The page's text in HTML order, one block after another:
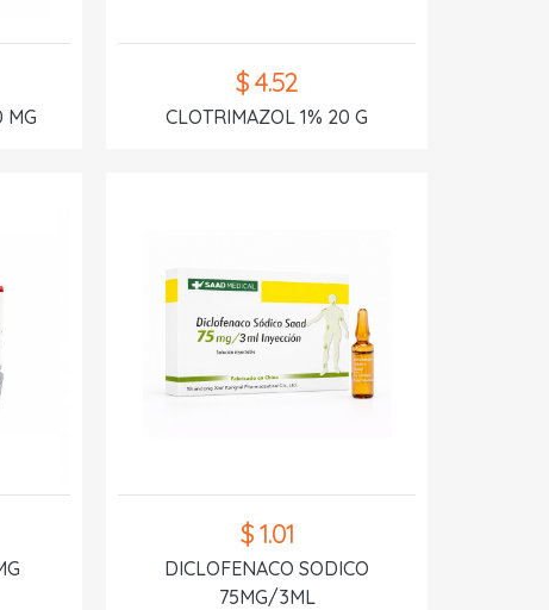
MG
$ 4.52
CLOTRIMAZOL 1% 20 G
$ 1.01
DICLOFENACO SODICO
75MG/3ML